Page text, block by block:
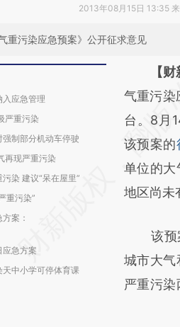
2013年08月15日 13:35
重污染应急预案》公开征求意见
应急管理
严重污染
制部分机动车停驶
再现严重污染
染 建议“呆在屋里”
重污染”
案：
应急方案
中小学可停体育课
请务必
AI
[https://
(https://
而成，可
财新观点
【
气重污染
台。8月
该预案的
单位的大
地区尚未
该预案
城市大气
严重污